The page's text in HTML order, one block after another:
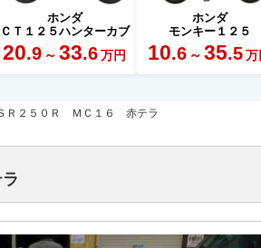
ホンダ
ＣＴ１２５ハンターカブ
20.9 ～ 33.6万円
ホンダ
モンキー１２５
10.6 ～ 35.5万
Ｒ２５０Ｒ ＭＣ１６ 赤テラ